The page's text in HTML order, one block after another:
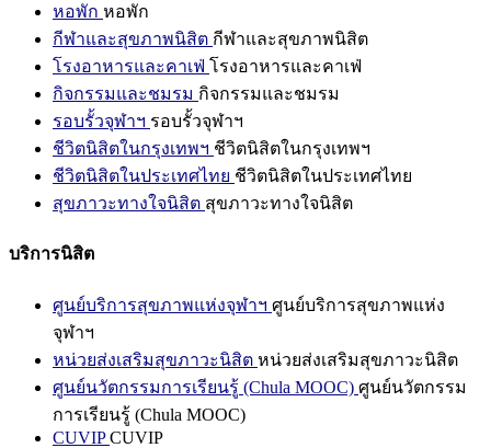
หอพัก หอพัก
กีฬาและสุขภาพนิสิต กีฬาและสุขภาพนิสิต
โรงอาหารและคาเฟ่ โรงอาหารและคาเฟ่
กิจกรรมและชมรม กิจกรรมและชมรม
รอบรั้วจุฬาฯ รอบรั้วจุฬาฯ
ชีวิตนิสิตในกรุงเทพฯ ชีวิตนิสิตในกรุงเทพฯ
ชีวิตนิสิตในประเทศไทย ชีวิตนิสิตในประเทศไทย
สุขภาวะทางใจนิสิต สุขภาวะทางใจนิสิต
บริการนิสิต
ศูนย์บริการสุขภาพแห่งจุฬาฯ ศูนย์บริการสุขภาพแห่ง
จุฬาฯ
หน่วยส่งเสริมสุขภาวะนิสิต หน่วยส่งเสริมสุขภาวะนิสิต
ศูนย์นวัตกรรมการเรียนรู้ (Chula MOOC) ศูนย์นวัตกรรม
การเรียนรู้ (Chula MOOC)
CUVIPCUVIP